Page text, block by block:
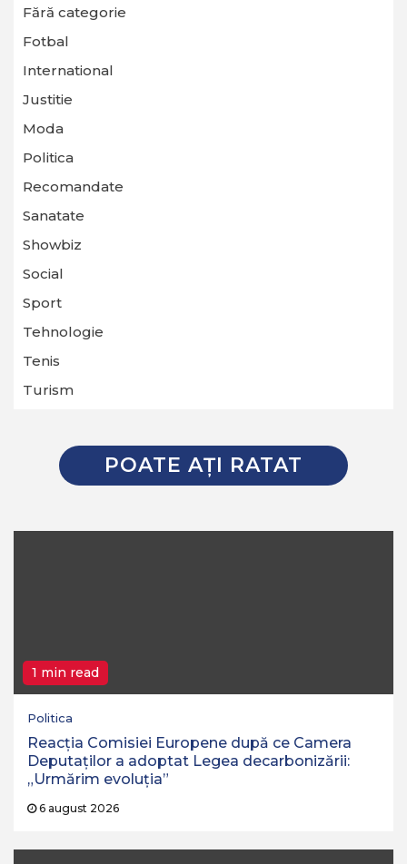
Fără categorie
Fotbal
International
Justitie
Moda
Politica
Recomandate
Sanatate
Showbiz
Social
Sport
Tehnologie
Tenis
Turism
POATE AŢI RATAT
1 min read
Politica
Reacția Comisiei Europene după ce Camera
Deputaților a adoptat Legea decarbonizării:
„Urmărim evoluția”
6 august 2026